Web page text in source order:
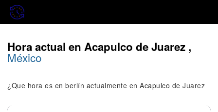
Hora actual en Acapulco de Juarez ,
México
¿Que hora es en berlín actualmente en Acapulco de Juarez